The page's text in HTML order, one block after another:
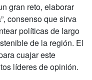
gran reto, elaborar
consenso que sirva
políticas de largo
de la región. El
cuajar este
líderes de opinión.